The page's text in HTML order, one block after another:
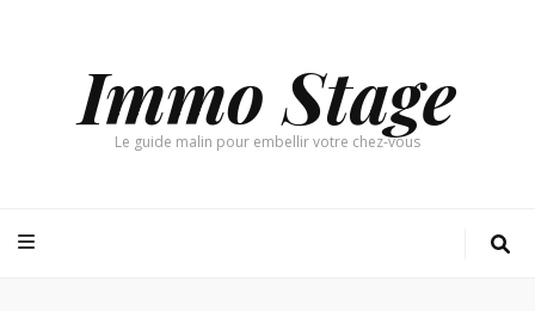
Immo Stage
Le guide malin pour embellir votre chez-vous